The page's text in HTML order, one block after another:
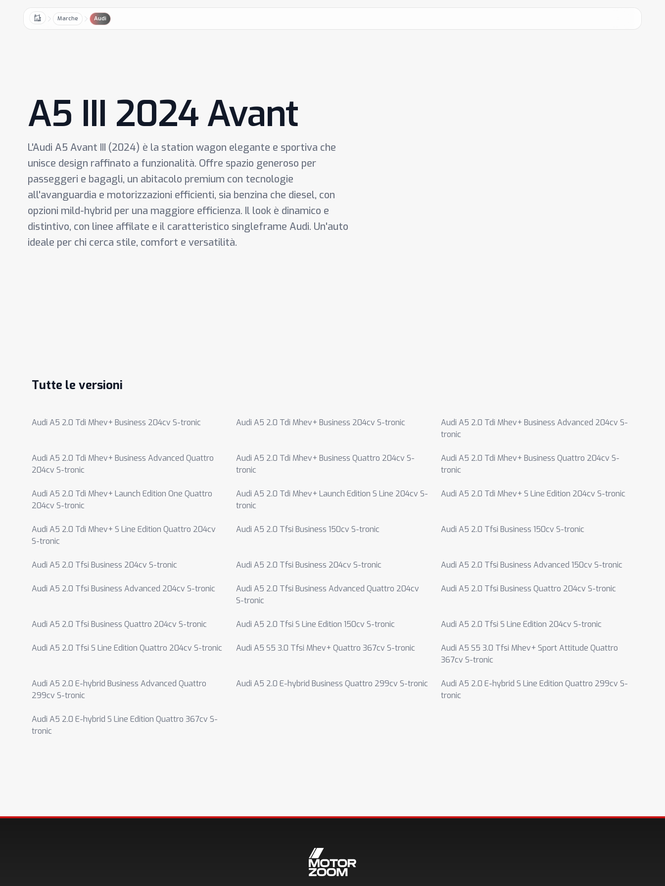
Home Marche Audi
A5 III 2024 Avant
L'Audi A5 Avant III (2024) è la station wagon elegante e sportiva che
unisce design raffinato a funzionalità. Offre spazio generoso per
passeggeri e bagagli, un abitacolo premium con tecnologie
all'avanguardia e motorizzazioni efficienti, sia benzina che diesel, con
opzioni mild-hybrid per una maggiore efficienza. Il look è dinamico e
distintivo, con linee affilate e il caratteristico singleframe Audi. Un'auto
ideale per chi cerca stile, comfort e versatilità.
Tutte le versioni
Audi A5 2.0 Tdi Mhev+ Business 204cv S-tronic Audi A5 2.0 Tdi Mhev+ Business 204cv S-tronic
Audi A5 2.0 Tdi Mhev+ Business Advanced 204cv S-
tronic
Audi A5 2.0 Tdi Mhev+ Business Advanced Quattro
204cv S-tronic
Audi A5 2.0 Tdi Mhev+ Business Quattro 204cv S-
tronic
Audi A5 2.0 Tdi Mhev+ Business Quattro 204cv S-
tronic
Audi A5 2.0 Tdi Mhev+ Launch Edition One Quattro
204cv S-tronic
Audi A5 2.0 Tdi Mhev+ Launch Edition S Line 204cv S-
tronic
Audi A5 2.0 Tdi Mhev+ S Line Edition 204cv S-tronic
Audi A5 2.0 Tdi Mhev+ S Line Edition Quattro 204cv
S-tronic
Audi A5 2.0 Tfsi Business 150cv S-tronic Audi A5 2.0 Tfsi Business 150cv S-tronic
Audi A5 2.0 Tfsi Business 204cv S-tronic Audi A5 2.0 Tfsi Business 204cv S-tronic Audi A5 2.0 Tfsi Business Advanced 150cv S-tronic
Audi A5 2.0 Tfsi Business Advanced 204cv S-tronic
Audi A5 2.0 Tfsi Business Advanced Quattro 204cv
S-tronic
Audi A5 2.0 Tfsi Business Quattro 204cv S-tronic
Audi A5 2.0 Tfsi Business Quattro 204cv S-tronic Audi A5 2.0 Tfsi S Line Edition 150cv S-tronic Audi A5 2.0 Tfsi S Line Edition 204cv S-tronic
Audi A5 2.0 Tfsi S Line Edition Quattro 204cv S-tronic Audi A5 S5 3.0 Tfsi Mhev+ Quattro 367cv S-tronic
Audi A5 S5 3.0 Tfsi Mhev+ Sport Attitude Quattro
367cv S-tronic
Audi A5 2.0 E-hybrid Business Advanced Quattro
299cv S-tronic
Audi A5 2.0 E-hybrid Business Quattro 299cv S-tronic
Audi A5 2.0 E-hybrid S Line Edition Quattro 299cv S-
tronic
Audi A5 2.0 E-hybrid S Line Edition Quattro 367cv S-
tronic